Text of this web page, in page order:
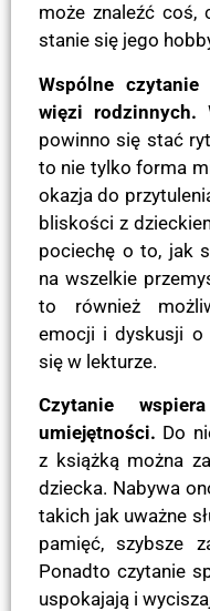
może znaleźć coś,
stanie się jego
Wspólne
więzi rodzinnych.
powinno się stać
to nie tylko forma
okazja do
bliskości z
pociechę o to, jak
na wszelkie
to również
emocji i dyskusji o
się w lekturze.
Czytanie
umiejętności. Do
z książką można
dziecka. Nabywa
takich jak uważne
pamięć, szybsze
Ponadto czytanie
uspokajają i